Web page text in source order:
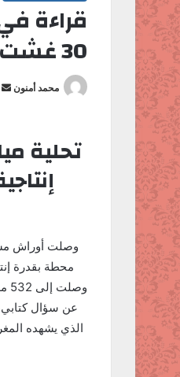
قراءة
30 غشت 2025:
محمد أمنون
عن سؤال كتابي،
الذي يشهده